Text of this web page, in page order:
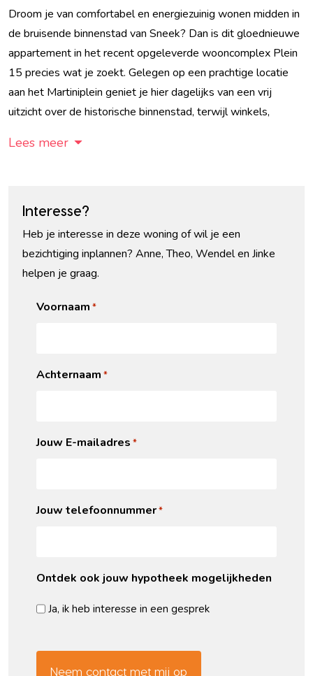
Droom je van comfortabel en energiezuinig wonen midden in
de bruisende binnenstad van Sneek? Dan is dit gloednieuwe
appartement in het recent opgeleverde wooncomplex Plein
15 precies wat je zoekt. Gelegen op een prachtige locatie
aan het Martiniplein geniet je hier dagelijks van een vrij
uitzicht over de historische binnenstad, terwijl winkels,
Lees meer
Interesse?
Heb je interesse in deze woning of wil je een
bezichtiging inplannen? Anne, Theo, Wendel en Jinke
helpen je graag.
Voornaam *
Achternaam *
Jouw E-mailadres *
Jouw telefoonnummer*
Ontdek ook jouw hypotheek mogelijkheden
Ja, ik heb interesse in een gesprek